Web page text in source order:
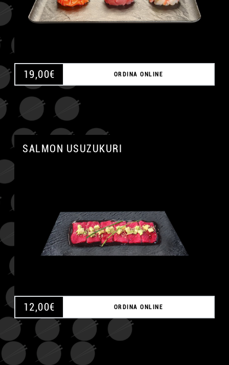
19,00€ ORDINA ONLINE
SALMON USUZUKURI
12,00€ ORDINA ONLINE